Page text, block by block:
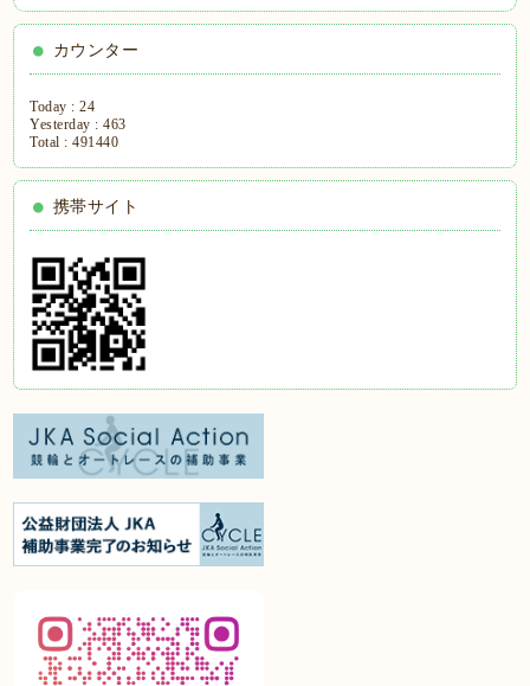
カウンター
Today :24
Yesterday :463
Total :491440
携帯サイト